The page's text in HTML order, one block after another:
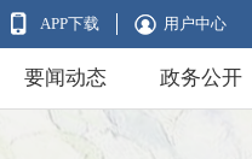
APP下载 用户中心
要闻动态 政务公开